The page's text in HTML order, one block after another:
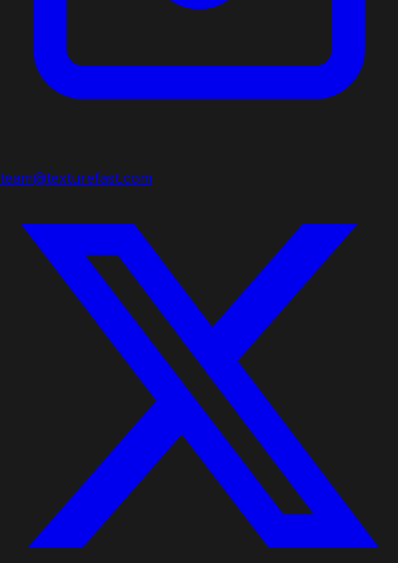
team@texturefast.com